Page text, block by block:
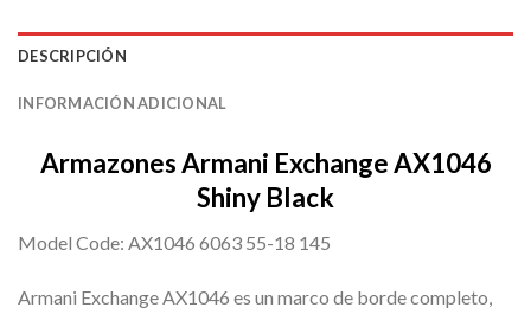
DESCRIPCIÓN
INFORMACIÓN ADICIONAL
Armazones Armani Exchange AX1046
Shiny Black
Model Code: AX1046 6063 55-18 145
Armani Exchange AX1046 es un marco de borde completo,